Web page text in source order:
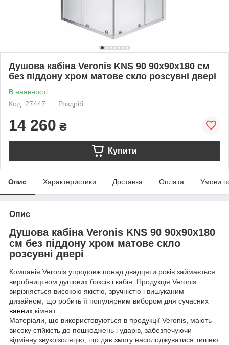
Душова кабіна Veronis KNS 90 90х90х180 см
без піддону хром матове скло розсувні двері
В наявності
Код: 27447
Роздріб
14 260 ₴
Купити
Опис Характеристики Доставка Оплата Умови
Опис
Душова кабіна Veronis KNS 90 90х90х180
см без піддону хром матове скло
розсувні двері
Компанія Veronis упродовж понад двадцяти років займається
виробництвом душових боксів і кабін. Продукція Veronis
вирізняється високою якістю, зручністю і вишуканим
дизайном, що робить її популярним вибором для сучасних
ванних кімнат.
Матеріали, що використовуються в продукції Veronis, мають
високу стійкість до пошкоджень і ударів, забезпечуючи
відмінну звукоізоляцію, що дає змогу насолоджуватися тишею